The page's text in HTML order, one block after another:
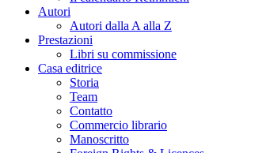
Autori
Autori dalla A alla Z
Prestazioni
Libri su commissione
Casa editrice
Storia
Team
Contatto
Commercio librario
Manoscritto